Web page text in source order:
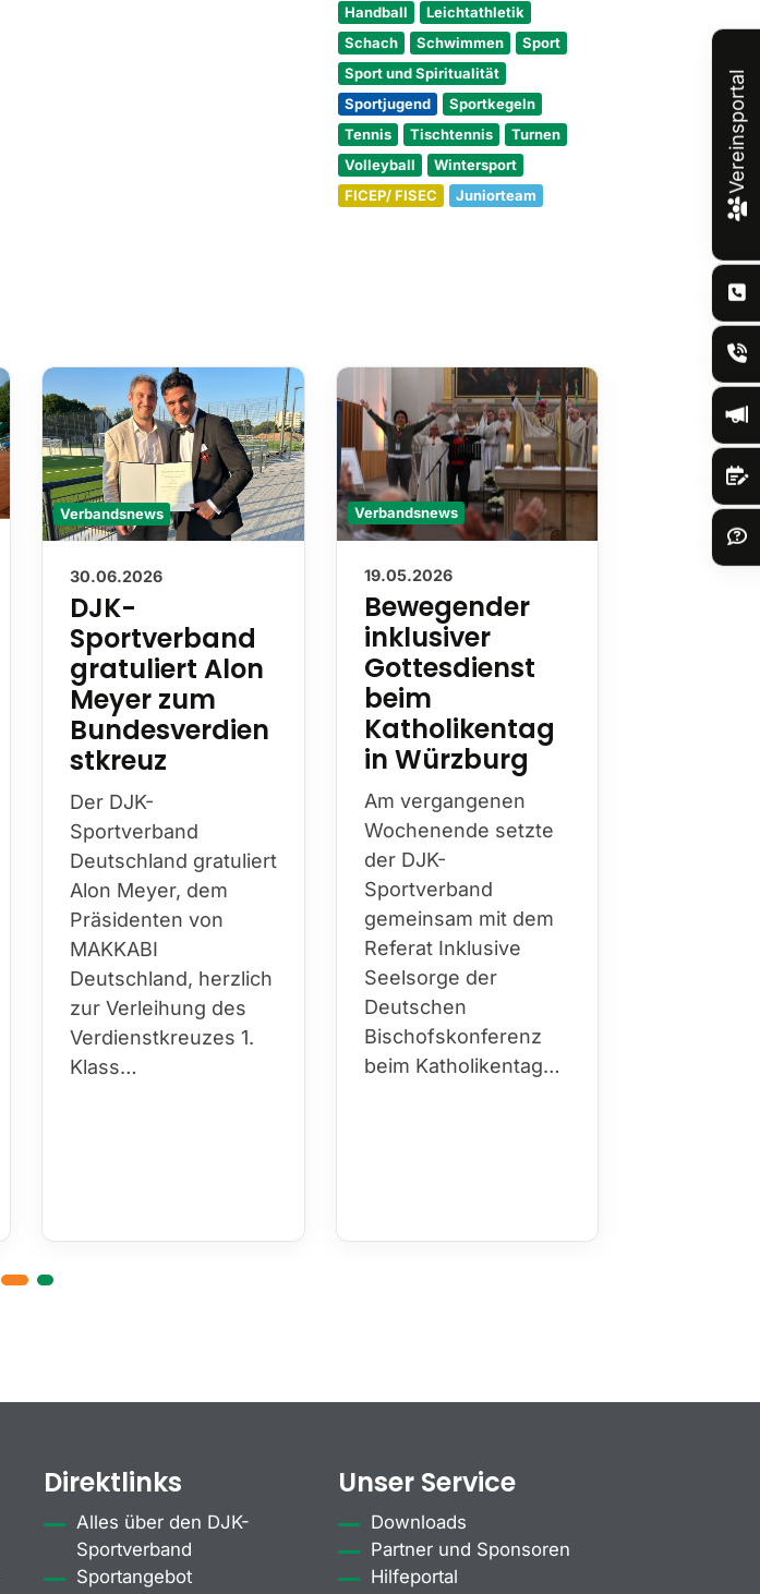
Handball
Leichtathletik
Schach
Schwimmen
Sport
Sport und Spiritualität
Sportjugend
Sportkegeln
Tennis
Tischtennis
Turnen
Volleyball
Wintersport
FICEP/ FISEC
Juniorteam
Verbandsnews
30.06.2026
DJK-
Sportverband
gratuliert Alon
Meyer zum
Bundesverdien
stkreuz
Der DJK-
Sportverband
Deutschland gratuliert
Alon Meyer, dem
Präsidenten von
MAKKABI
Deutschland, herzlich
zur Verleihung des
Verdienstkreuzes 1.
Klass…
Verbandsnews
19.05.2026
Bewegender
inklusiver
Gottesdienst
beim
Katholikentag
in Würzburg
Am vergangenen
Wochenende setzte
der DJK-
Sportverband
gemeinsam mit dem
Referat Inklusive
Seelsorge der
Deutschen
Bischofskonferenz
beim Katholikentag…
Verbandsnews
Direktlinks
Alles über den DJK-
Sportverband
Sportangebot
Unser Service
Downloads
Partner und Sponsoren
Hilfeportal
Vereinsportal